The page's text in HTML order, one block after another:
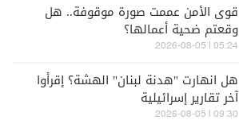
قوى الأمن عممت صورة موقوفة.. هل
وقعتم ضحية أعمالها؟
05:24 | 2026-08-05
هل انهارت "هدنة لبنان" الهشة؟ إقرأوا
آخر تقارير إسرائيلية
09:30 | 2026-08-05